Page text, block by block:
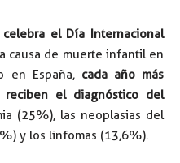
el Día Internacional
causa de muerte infantil en
en España, cada año más
el diagnóstico del
(25%), las neoplasias del
y los linfomas (13,6%).